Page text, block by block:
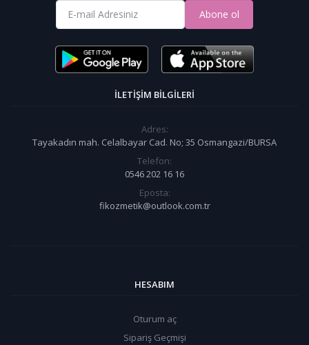
Abone ol
İLETIŞIM BILGILERI
Adres:
Tayakadın mah. Celalbayar Cad. No; 35 Osmangazi/BURSA
Telefon:
0546 202 16 16
Eposta:
fikozmetik@outlook.com.tr
HESABIM
Oturum aç
Sipariş Geçmişi